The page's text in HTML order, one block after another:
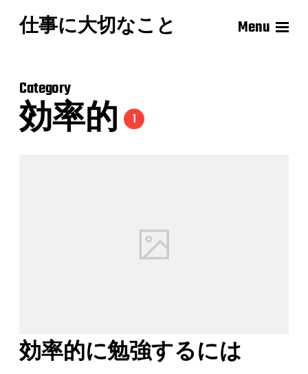
仕事に大切なこと Menu
Category
効率的 1
効率的に勉強するには